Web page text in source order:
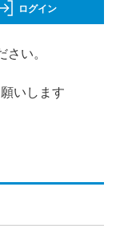
ログイン
い。
いします